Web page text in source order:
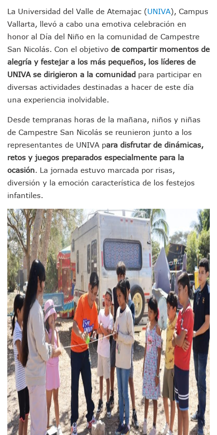
Morena Cierra Filas Por La Defensa Del Agua De Calidad
Hallazgo De Yareli Colmenares Tovar Eleva A 4 Cuerpos
Ra Aguilar Acompaña A Cientos De Familias En Las
Oleaje Y Riesgo Por Cocodrilos Mantienen Restricciones
“Kato” Supera El Abandono Y Comienza Una Nueva Vida
México Necesitaba 600 Mil Empleos; Solo Generó 262 Mil
Poderoso Terremoto Destruye Edificios Y Puentes En
ATM Incorpora 20 Nuevos Camiones Al Corredor Bahía
Colectivos Piden A Lemus Más Ministerios Públicos Para
Avenida Federación En Puerto Vallarta Registra 80% De
Caída De “El Mencho” Elevó Percepción De Inseguridad
Mercado Vallarta Incluye Reúne A Emprendedores Locales
Morenistas Imparten Taller En Puerto Vallarta
CEDHJ Señala Violaciones A Derechos De Víctima De
Ayutla Bajo Investigación Tras Reporte De Posible
Bruno Blancas Reúne A Especialistas Para Analizar La
Entregan Aparato Auditivo A Don Juan Ramírez En Puerto
Juan Carlos Castro Realiza Asamblea Informativa En La
Huracán En Formación Podría Generar Oleaje Elevado En
Viajar A Puerto Vallarta Este Verano Puede Costar Hasta
Buscan Reducir Riesgos Por Cocodrilos En Playas De
Plantean “Ley Don Juanito” Al Diputado Federal Bruno
Vecinos De La Playita Reciben A Juan Carlos Castro
Asesinan En Oaxaca Al Periodista Francisco Alejandro
Detienen A Cuatro Hombres Armados En Bucerías;
Yussara Canales Pide Transparencia Sobre Nuevo
Adultos Mayores De Ixtapa Tendrán Una “Casa De Día”
Mujeres Recorren Calles De Ixtapa Para Identificar
Bruno Blancas Convoca A Mesa De Análisis Para La
CUCosta E IMSS Nayarit Avanzan En Acuerdos Para
Videos De Presunto Convoy Armado Desatan Operativo
Playa Las Cocinas: Retiran Concesión Y Anuncian Plan De
Dr. Álvarez Zayas Dirige Plan De Salud Animal Y
Por Desaparición Forzada, Expolicías De Nayarit
“El Mayo” Zambada Es Condenado A Morir En Prisión En
Orgullo Vallartense: Zhoemí Luévanos Competirá En El
La Universidad del Valle de Atemajac (UNIVA), Campus
Vallarta, llevó a cabo una emotiva celebración en
honor al Día del Niño en la comunidad de Campestre
San Nicolás. Con el objetivo de compartir momentos de
alegría y festejar a los más pequeños, los líderes de
UNIVA se dirigieron a la comunidad para participar en
diversas actividades destinadas a hacer de este día
una experiencia inolvidable.
Desde tempranas horas de la mañana, niños y niñas
de Campestre San Nicolás se reunieron junto a los
representantes de UNIVA para disfrutar de dinámicas,
retos y juegos preparados especialmente para la
ocasión. La jornada estuvo marcada por risas,
diversión y la emoción característica de los festejos
infantiles.